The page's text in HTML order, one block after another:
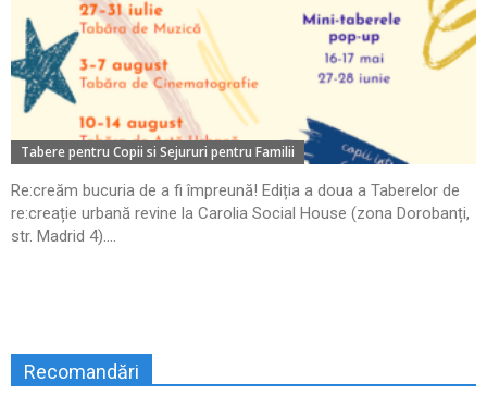
Tabere pentru Copii si Sejururi pentru Familii
Re:creăm bucuria de a fi împreună! Ediția a doua a Taberelor de
re:creație urbană revine la Carolia Social House (zona Dorobanți,
str. Madrid 4)....
Recomandări